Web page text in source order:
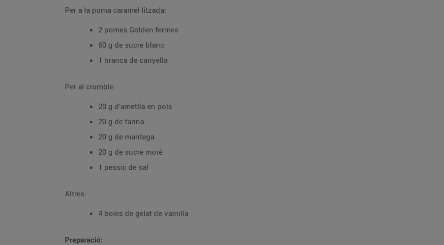
Per a la poma caramel·litzada:
2 pomes Golden fermes
60 g de sucre blanc
1 branca de canyella
Per al crumble:
20 g d’ametlla en pols
20 g de farina
20 g de mantega
20 g de sucre morè
1 pessic de sal
Altres:
4 boles de gelat de vainilla
Preparació: